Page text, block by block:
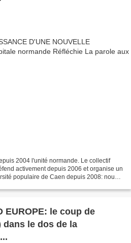
2004 l'unité normande. Le collectif
activement depuis 2006 et organise un
populaire de Caen depuis 2008: nous
EUROPE: le coup de
le dos de la